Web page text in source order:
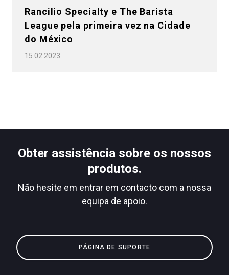
Rancilio Specialty e The Barista
League pela primeira vez na Cidade
do México
15.02.2023
Obter assistência sobre os nossos
produtos.
Não hesite em entrar em contacto com a nossa
equipa de apoio.
PÁGINA DE SUPORTE
Descarregar
Mais